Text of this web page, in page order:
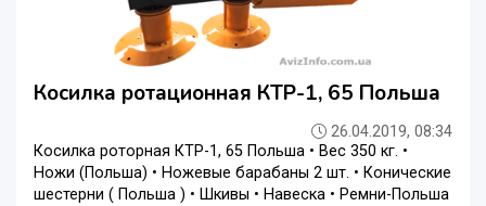
Косилка ротационная КТР-1, 65 Польша
26.04.2019, 08:34
Косилка роторная КТР-1, 65 Польша • Вес 350 кг. •
Ножи (Польша) • Ножевые барабаны 2 шт. • Конические
шестерни ( Польша ) • Шкивы • Навеска • Ремни-Польша